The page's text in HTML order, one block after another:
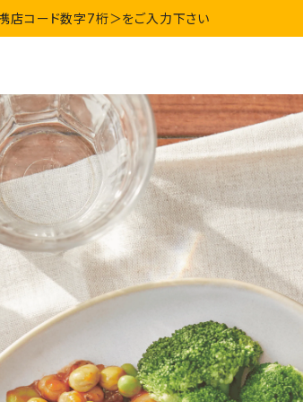
店コード数字7桁＞をご入力下さい